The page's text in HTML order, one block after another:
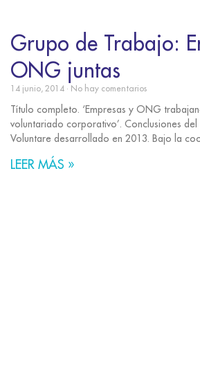
Grupo de Trabajo:
ONG juntas
14 junio, 2014 No hay comentarios
Título completo. ‘Empresas y ONG
voluntariado corporativo’. Conclusiones
Voluntare desarrollado en 2013. Bajo la
LEER MÁS »